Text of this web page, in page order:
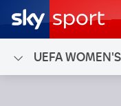
UEFA